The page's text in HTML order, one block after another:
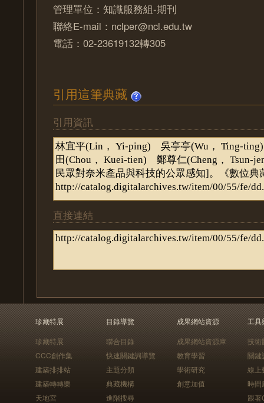
管理單位：知識服務組-期刊
聯絡E-mail：nclper@ncl.edu.tw
電話：02-23619132轉305
引用這筆典藏
引用資訊
直接連結
珍藏特展
珍藏特展
CCC創作集
建築排排站
建築轉轉樂
天地宮
目錄導覽
聯合目錄
快速關鍵詞導覽
主題分類
典藏機構
進階搜尋
成果網站資源
成果網站資源庫
教育學習
學術研究
創意加值
工具
技術
關鍵
線上
時間
跟